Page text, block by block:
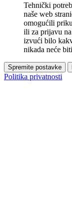
Tehnički
naše web
omogućili
ili za prijavu
izvući bilo
nikada neće
Spremite postavke
Politika privatnosti